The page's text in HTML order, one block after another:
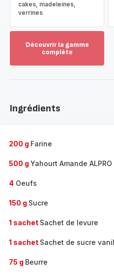
cakes, madeleines,
verrines
Découvrir la gamme
complète
gamme
Ingrédients
200 g Farine
500 g Yahourt Amande ALPRO
4 Oeufs
150 g Sucre
1 sachet Sachet de levure
1 sachet Sachet de sucre
75 g Beurre